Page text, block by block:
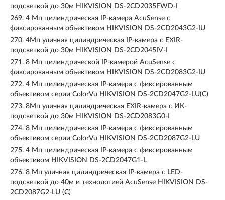
подсветкой до 30м HIKVISION DS-2CD2035FWD-I
269. 4 Мп цилиндрическая IP-камера AcuSense с
фиксированным объективом HIKVISION DS-2CD2043G2-IU
270. 4Мп уличная цилиндрическая IP-камера с EXIR-
подсветкой до 30м HIKVISION DS-2CD2045IV-I
271. 8 Мп цилиндрической IP-камерой AcuSense с
фиксированным объективом HIKVISION DS-2CD2083G2-IU
272. 4 Мп цилиндрическая IP-камера с фиксированным
объективом серии ColorVu HIKVISION DS-2CD2047G2-LU(C)
273. 8Мп уличная цилиндрическая EXIR-камера с ИК-
подсветкой до 30м HIKVISION DS-2CD2083G0-I
274. 8 Мп цилиндрическая IP-камера с фиксированным
объективом серии ColorVu HIKVISION DS-2CD2087G2-LU
275. 4 Мп цилиндрическая IP-камера с фиксированным
объективом HIKVISION DS-2CD2047G1-L
276. 8 Мп уличная цилиндрическая IP-камера с LED-
подсветкой до 40м и технологией AcuSense HIKVISION DS-
2CD2087G2-LU (C)